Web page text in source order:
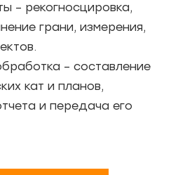
– рекогносцировка,
грани, измерения,
– составление
кат и планов,
и передача его